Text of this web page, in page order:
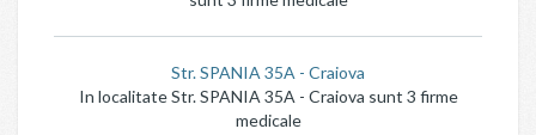
Str. SPANIA 35A - Craiova
In localitate Str. SPANIA 35A - Craiova sunt 3 firme
medicale